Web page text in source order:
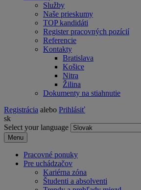
Služby
Naše prieskumy
TOP kandidáti
Register pracovných pozícií
Referencie
Kontakty
Bratislava
Košice
Nitra
Žilina
Dokumenty na stiahnutie
Registrácia alebo Prihlásiť
sk
Select your language
Menu
Pracovné ponuky
Pre uchádzačov
Kariérna zóna
Študenti a absolventi